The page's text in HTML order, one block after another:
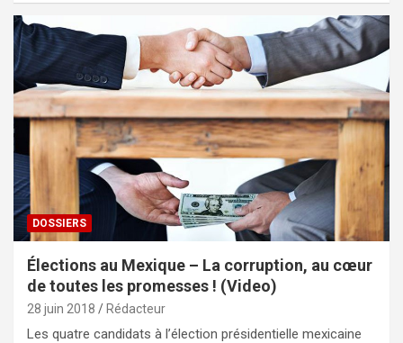
DOSSIERS
Élections au Mexique – La corruption, au cœur
de toutes les promesses ! (Video)
28 juin 2018 Rédacteur
Les quatre candidats à l’élection présidentielle mexicaine